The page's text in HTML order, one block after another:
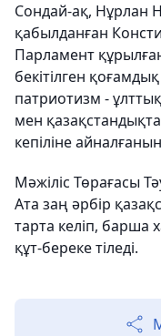
Сондай-ақ, Нұрлан
қабылданған
Парламент
бекітілген
патриотизм - ұлттық
мен
кепіліне
Мәжіліс Төрағасы
Ата заң әрбір
тарта келіп, барша
құт-береке тіледі.